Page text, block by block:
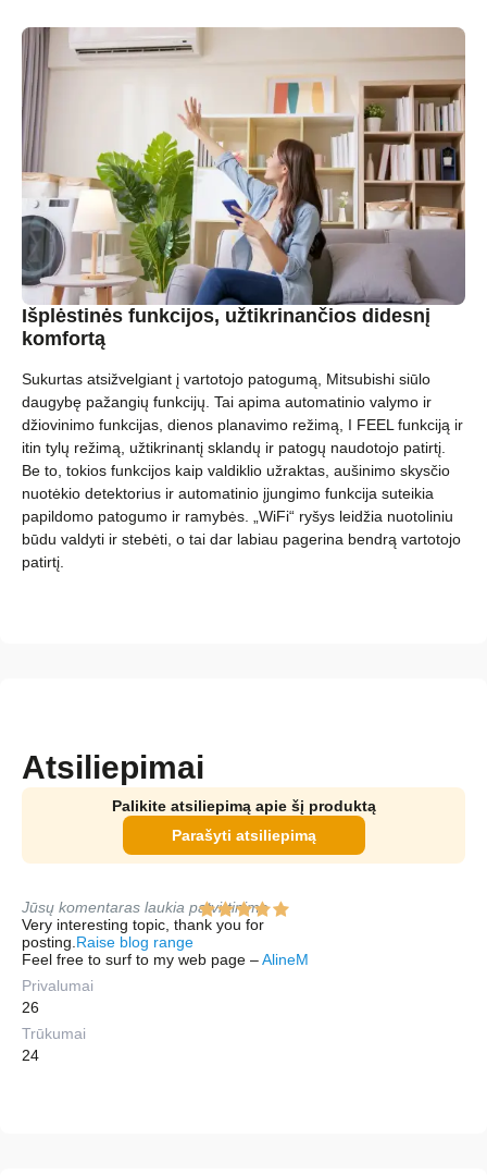
Išplėstinės funkcijos, užtikrinančios didesnį
komfortą
Sukurtas atsižvelgiant į vartotojo patogumą, Mitsubishi siūlo
daugybę pažangių funkcijų. Tai apima automatinio valymo ir
džiovinimo funkcijas, dienos planavimo režimą, I FEEL funkciją ir
itin tylų režimą, užtikrinantį sklandų ir patogų naudotojo patirtį.
Be to, tokios funkcijos kaip valdiklio užraktas, aušinimo skysčio
nuotėkio detektorius ir automatinio įjungimo funkcija suteikia
papildomo patogumo ir ramybės. „WiFi“ ryšys leidžia nuotoliniu
būdu valdyti ir stebėti, o tai dar labiau pagerina bendrą vartotojo
patirtį.
Atsiliepimai
Palikite atsiliepimą apie šį produktą
Parašyti atsiliepimą
Jūsų komentaras laukia patvirtinimo
Very interesting topic, thank you for
posting. Raise blog range
Feel free to surf to my web page –AlineM
Privalumai
26
Trūkumai
24